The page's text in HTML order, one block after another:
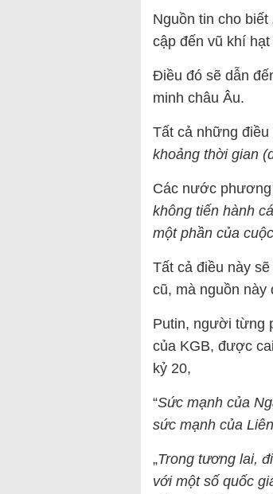
Nguồn tin cho biết
cập đến vũ khí
Điều đó sẽ dẫn
minh châu Âu.
Tất cả những điều
khoảng thời gian
Các nước
không tiến hành
một phần của
Tất cả điều này
cũ, mà nguồn này
Putin, người từng
của KGB, được
kỷ 20,
“Sức mạnh của
sức mạnh của
„Trong tương lai,
với một số quốc